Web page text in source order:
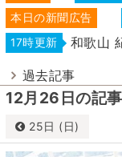
本日の新聞広告
17時更新 和歌山
過去記事
12月26日の記
25日 (日)
12月 2022